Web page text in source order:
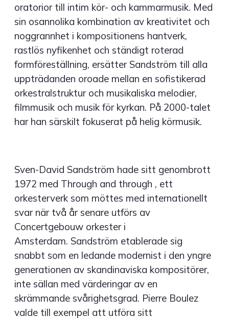
oratorior till intim kör- och kammarmusik. Med
sin osannolika kombination av kreativitet och
noggrannhet i kompositionens hantverk,
rastlös nyfikenhet och ständigt roterad
formföreställning, ersätter Sandström till alla
uppträdanden oroade mellan en sofistikerad
orkestralstruktur och musikaliska melodier,
filmmusik och musik för kyrkan. På 2000-talet
har han särskilt fokuserat på helig körmusik.
Sven-David Sandström hade sitt genombrott
1972 med Through and through , ett
orkesterverk som möttes med internationellt
svar när två år senare utförs av
Concertgebouw orkester i
Amsterdam. Sandström etablerade sig
snabbt som en ledande modernist i den yngre
generationen av skandinaviska kompositörer,
inte sällan med värderingar av en
skrämmande svårighetsgrad. Pierre Boulez
valde till exempel att utföra sitt